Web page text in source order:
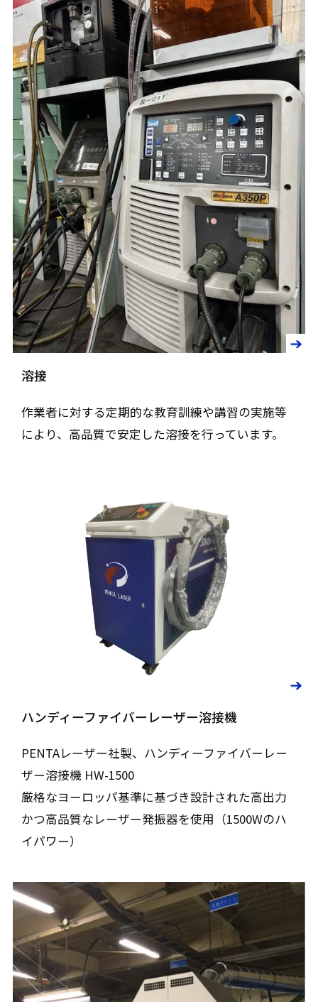
溶接
作業者に対する定期的な教育訓練や講習の実施等
により、高品質で安定した溶接を行っています。
ハンディーファイバーレーザー溶接機
PENTAレーザー社製、ハンディーファイバーレー
ザー溶接機 HW-1500
厳格なヨーロッパ基準に基づき設計された高出力
かつ高品質なレーザー発振器を使用（1500Wのハ
イパワー）